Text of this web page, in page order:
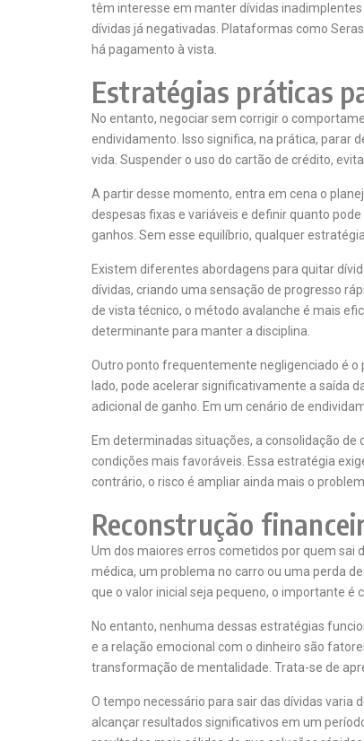
têm interesse em manter dívidas
dívidas já negativadas. Plataformas como
há pagamento à vista.
Estratégias práticas
No entanto, negociar sem corrigir o
endividamento. Isso significa, na prática, parar
vida. Suspender o uso do cartão de crédito,
A partir desse momento, entra em cena o
despesas fixas e variáveis e definir quanto
ganhos. Sem esse equilíbrio, qualquer
Existem diferentes abordagens para quitar
dívidas, criando uma sensação de progresso
de vista técnico, o método avalanche é mais
determinante para manter a disciplina.
Outro ponto frequentemente negligenciado é o
lado, pode acelerar significativamente a saída
adicional de ganho. Em um cenário de
Em determinadas situações, a consolidação
condições mais favoráveis. Essa estratégia
contrário, o risco é ampliar ainda mais o
Reconstrução
Um dos maiores erros cometidos por quem sai
médica, um problema no carro ou uma perda
que o valor inicial seja pequeno, o importante
No entanto, nenhuma dessas estratégias
e a relação emocional com o dinheiro são
transformação de mentalidade. Trata-se de
O tempo necessário para sair das dívidas varia
alcançar resultados significativos em um